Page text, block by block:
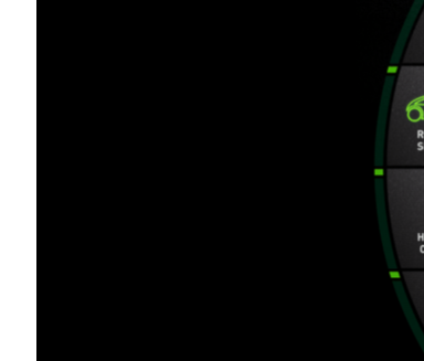
CES 這個全球規模最大商展的與
的展位開始，Roborace 展位裡
的目
在附近的 NVIDIA Holodeck 展示
1960年代經典 Volkswagen
I.D. Buzz 車款。Holodeck 是一
合，與栩栩如生的設計模型進行
圖森未來科技有限公司（
想看到自動駕駛的與會者一圓夢